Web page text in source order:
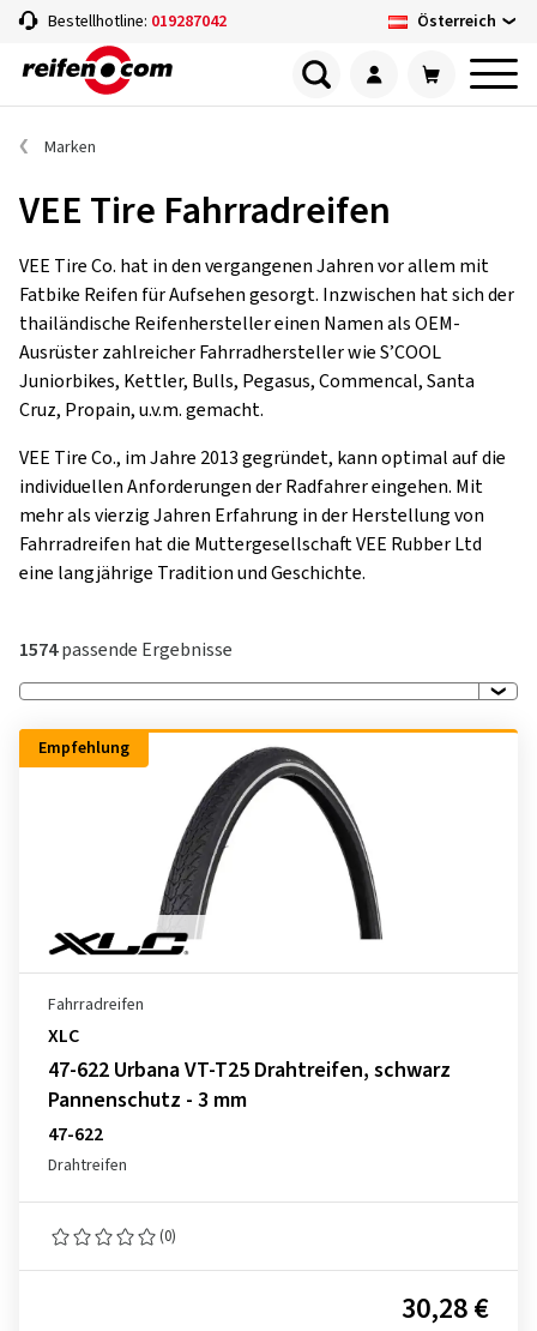
Bestellhotline: 019287042 Österreich
Marken
VEE Tire Fahrradreifen
VEE Tire Co. hat in den vergangenen Jahren vor allem mit
Fatbike Reifen für Aufsehen gesorgt. Inzwischen hat sich der
thailändische Reifenhersteller einen Namen als OEM-
Ausrüster zahlreicher Fahrradhersteller wie S’COOL
Juniorbikes, Kettler, Bulls, Pegasus, Commencal, Santa
Cruz, Propain, u.v.m. gemacht.
VEE Tire Co., im Jahre 2013 gegründet, kann optimal auf die
individuellen Anforderungen der Radfahrer eingehen. Mit
mehr als vierzig Jahren Erfahrung in der Herstellung von
Fahrradreifen hat die Muttergesellschaft VEE Rubber Ltd
eine langjährige Tradition und Geschichte.
1574passende Ergebnisse
Empfehlung
Fahrradreifen
XLC
47-622 Urbana VT-T25 Drahtreifen, schwarz
Pannenschutz - 3 mm
47-622
Drahtreifen
(0)
30,28 €